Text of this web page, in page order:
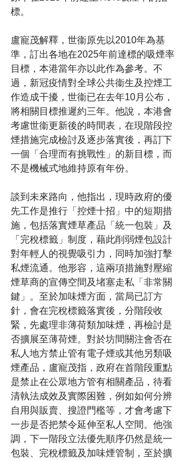
標。
盧寵茂解釋，世衞原先以2010年為基
準，訂出各地在2025年前達標的吸煙率
目標，本港當年亦以此作為參考。不
過，新冠疫情對全球公共衞生及控煙工
作造成干擾，世衞已在去年10月公布，
將相關目標推遲約三年。他說，本港會
考慮世衞更新後的時間表，在現階段控
煙措施完成檢討及逐步落實後，再訂下
一個「合理而有挑戰性」的新目標，而
不是機械式地維持原有年份。
談到未來路向，他指出，現時政府的優
先工作是推行「控煙十招」中的短期措
施，包括落實煙草產品「統一包裝」及
「完稅標籤」制度，藉此削弱煙包設計
對年輕人的視覺吸引力，同時加強打擊
私煙流通。他形容，這兩項措施對壓縮
煙草商的宣傳空間及堵塞走私「非常關
鍵」。至於加味煙方面，當局已訂方
針，會在完稅標籤落實後，分階段收
緊，先處理非薄荷類加味煙，再檢討是
否擴展至薄荷煙。對於坊間關注會否在
私人地方禁止管有電子煙或其他另類吸
煙產品，盧寵茂指，政府在首階段重點
是禁止在公眾地方管有相關產品，待看
清執法成效及實際困難，例如如何分辨
自用與販賣、搜證門檻等，才會考慮下
一步是否把禁令延伸至私人空間。他強
調，下一階段立法優先順序仍然是統一
包裝、完稅標籤及加味煙管制，至於擴